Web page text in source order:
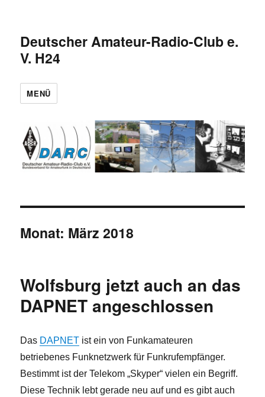
Deutscher Amateur-Radio-Club e.
V. H24
MENÜ
Monat: März 2018
Wolfsburg jetzt auch an das
DAPNET angeschlossen
Das DAPNET ist ein von Funkamateuren
betriebenes Funknetzwerk für Funkrufempfänger.
Bestimmt ist der Telekom „Skyper“ vielen ein Begriff.
Diese Technik lebt gerade neu auf und es gibt auch